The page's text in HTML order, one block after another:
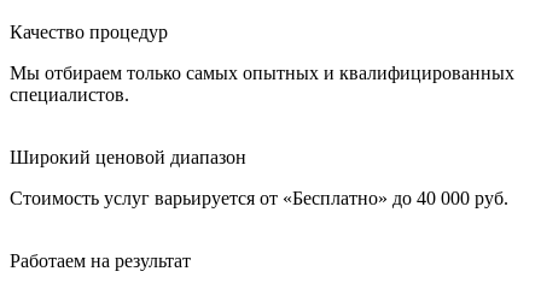
Качество процедур
Мы отбираем только самых опытных и квалифицированных
специалистов.
Широкий ценовой диапазон
Стоимость услуг варьируется от «Бесплатно» до 40 000 руб.
Работаем на результат